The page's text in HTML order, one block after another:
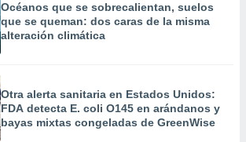
Océanos que se sobrecalientan, suelos
que se queman: dos caras de la misma
alteración climática
Otra alerta sanitaria en Estados Unidos:
FDA detecta E. coli O145 en arándanos y
bayas mixtas congeladas de GreenWise